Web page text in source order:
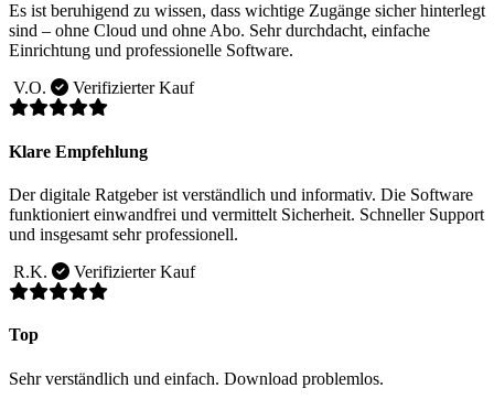
Es ist beruhigend zu wissen, dass wichtige Zugänge sicher hinterlegt
sind – ohne Cloud und ohne Abo. Sehr durchdacht, einfache
Einrichtung und professionelle Software.
V.O.
Verifizierter Kauf
Klare Empfehlung
Der digitale Ratgeber ist verständlich und informativ. Die Software
funktioniert einwandfrei und vermittelt Sicherheit. Schneller Support
und insgesamt sehr professionell.
R.K.
Verifizierter Kauf
Top
Sehr verständlich und einfach. Download problemlos.